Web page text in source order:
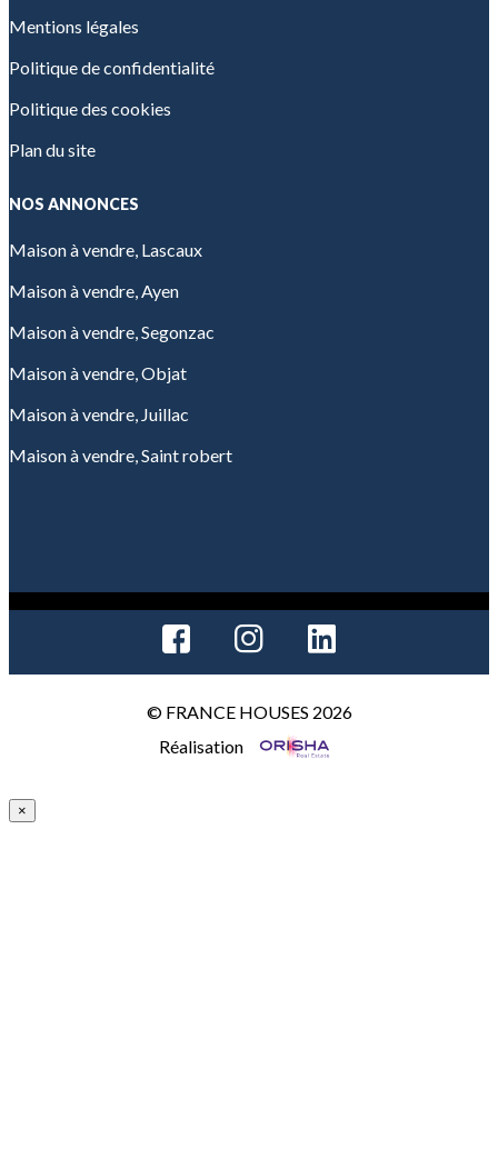
Mentions légales
Politique de confidentialité
Politique des cookies
Plan du site
NOS ANNONCES
Maison à vendre, Lascaux
Maison à vendre, Ayen
Maison à vendre, Segonzac
Maison à vendre, Objat
Maison à vendre, Juillac
Maison à vendre, Saint robert
© FRANCE HOUSES 2026
Réalisation
×